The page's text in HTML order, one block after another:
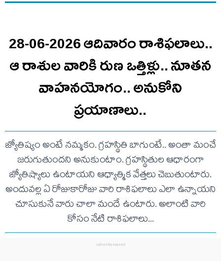
28-06-2026 ఆదివారం రాశిఫలాలు..
ఆ రాశుల వారికి రుణ ఒత్తిళ్లు.. నూతన
వాహనయోగం.. అనుకోని
ప్రయాణాలు..
జ్యోతిష్యం అంటే నమ్మకం. గ్రహస్థితి బాగుంటే.. అంతా మంచే
జరుగుతుందని అనుకుంటాం. గ్రహస్థితుల ఆధారంగా
జ్యోతిష్యాలు ఉంటాయని ఆధ్యాత్మిక వేత్తలు చెబుతుంటారు.
అందువ‌ల్ల ఏ రోజుకారోజు వారి రాశిఫ‌లాలు ఎలా ఉన్నాయ‌ని
చూసుకునే వారు చాలా మందే ఉంటారు. అలాంటి వారి
కోసం నేటి రాశిఫ‌లాలు...